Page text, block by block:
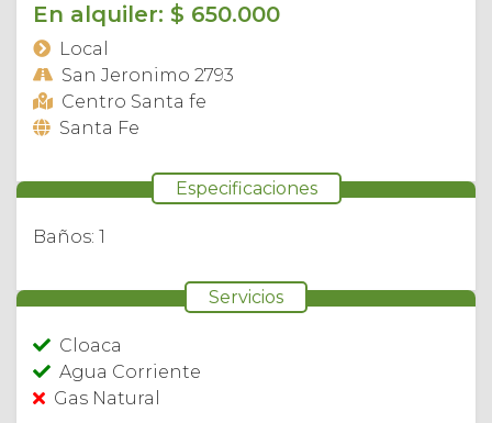
En alquiler: $ 650.000
Local
San Jeronimo 2793
Centro Santa fe
Santa Fe
Especificaciones
Baños: 1
Servicios
Cloaca
Agua Corriente
Gas Natural